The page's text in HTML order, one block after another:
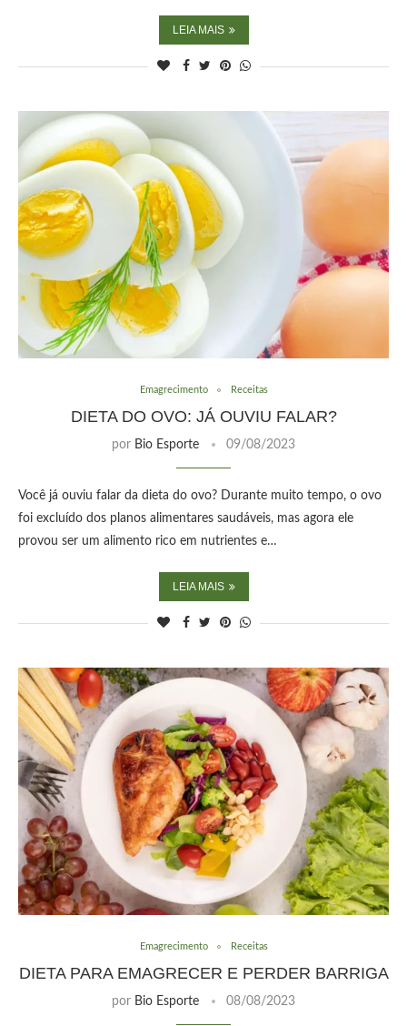
LEIA MAIS
Emagrecimento Receitas
DIETA DO OVO: JÁ OUVIU FALAR?
por Bio Esporte 09/08/2023
Você já ouviu falar da dieta do ovo? Durante muito tempo, o ovo
foi excluído dos planos alimentares saudáveis, mas agora ele
provou ser um alimento rico em nutrientes e…
LEIA MAIS
Emagrecimento Receitas
DIETA PARA EMAGRECER E PERDER BARRIGA
por Bio Esporte 08/08/2023